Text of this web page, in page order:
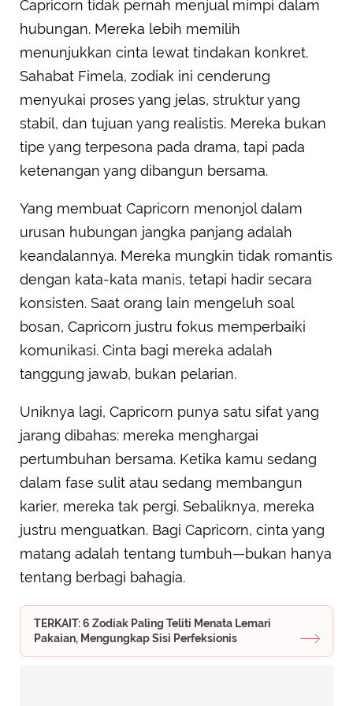
Capricorn tidak pernah menjual mimpi dalam
hubungan. Mereka lebih memilih
menunjukkan cinta lewat tindakan konkret.
Sahabat Fimela, zodiak ini cenderung
menyukai proses yang jelas, struktur yang
stabil, dan tujuan yang realistis. Mereka bukan
tipe yang terpesona pada drama, tapi pada
ketenangan yang dibangun bersama.
Yang membuat Capricorn menonjol dalam
urusan hubungan jangka panjang adalah
keandalannya. Mereka mungkin tidak romantis
dengan kata-kata manis, tetapi hadir secara
konsisten. Saat orang lain mengeluh soal
bosan, Capricorn justru fokus memperbaiki
komunikasi. Cinta bagi mereka adalah
tanggung jawab, bukan pelarian.
Uniknya lagi, Capricorn punya satu sifat yang
jarang dibahas: mereka menghargai
pertumbuhan bersama. Ketika kamu sedang
dalam fase sulit atau sedang membangun
karier, mereka tak pergi. Sebaliknya, mereka
justru menguatkan. Bagi Capricorn, cinta yang
matang adalah tentang tumbuh—bukan hanya
tentang berbagi bahagia.
TERKAIT: 6 Zodiak Paling Teliti Menata Lemari
Pakaian, Mengungkap Sisi Perfeksionis